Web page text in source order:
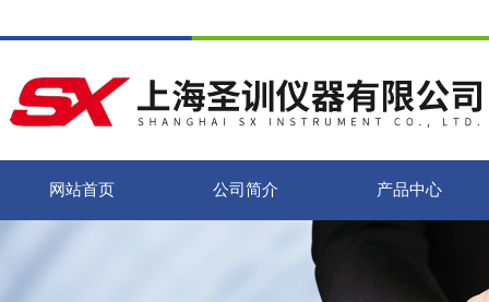
网站首页 公司简介 产品中心